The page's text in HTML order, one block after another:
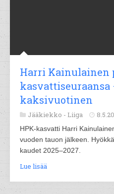
Harri Kainulainen
kasvattiseuraansa
kaksivuotinen
Jääkiekko - Liiga
HPK-kasvatti Harri
vuoden tauon jälkeen.
kaudet 2025–2027.
Lue lisää